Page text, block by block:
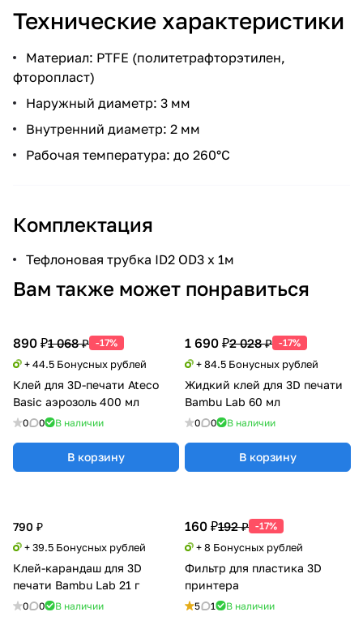
Технические характеристики
Материал: PTFE (политетрафторэтилен,
фторопласт)
Наружный диаметр: 3 мм
Внутренний диаметр: 2 мм
Рабочая температура: до 260°С
Комплектация
Тефлоновая трубка ID2 OD3 x 1м
Вам также может понравиться
890 ₽1 068 ₽ -17%
+ 44.5 Бонусных рублей
Клей для 3D-печати Ateco
Basic аэрозоль 400 мл
0 0 В наличии
В корзину
1 690 ₽2 028 ₽ -17%
+ 84.5 Бонусных рублей
Жидкий клей для 3D печати
Bambu Lab 60 мл
0 0 В наличии
В корзину
160 ₽192 ₽ -17%
+ 8 Бонусных рублей
Фильтр для пластика 3D
принтера
5 1 В наличии
790 ₽
+ 39.5 Бонусных рублей
Клей-карандаш для 3D
печати Bambu Lab 21 г
0 0 В наличии